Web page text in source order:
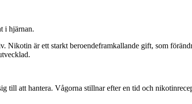
i hjärnan.
Nikotin är ett starkt beroendeframkallande gift, som
till att hantera. Vågorna stillnar efter en tid och